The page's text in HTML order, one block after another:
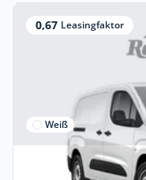
0,67 Leasingfaktor
Weiß
Gewerbe